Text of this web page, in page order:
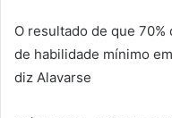
O resultado de que
de habilidade mínimo
diz Alavarse